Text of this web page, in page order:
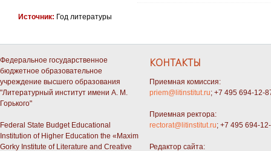
Источник: Год литературы
Федеральное государственное
бюджетное образовательное
учреждение высшего образования
"Литературный институт имени А. М.
Горького"
Federal State Budget Educational
Institution of Higher Education the «Maxim
Gorky Institute of Literature and Creative
КОНТАКТЫ
Приемная комиссия:
priem@litinstitut.ru; +7 495 694-12-
Приемная ректора:
rectorat@litinstitut.ru; +7 495 694-
Редактор сайта: